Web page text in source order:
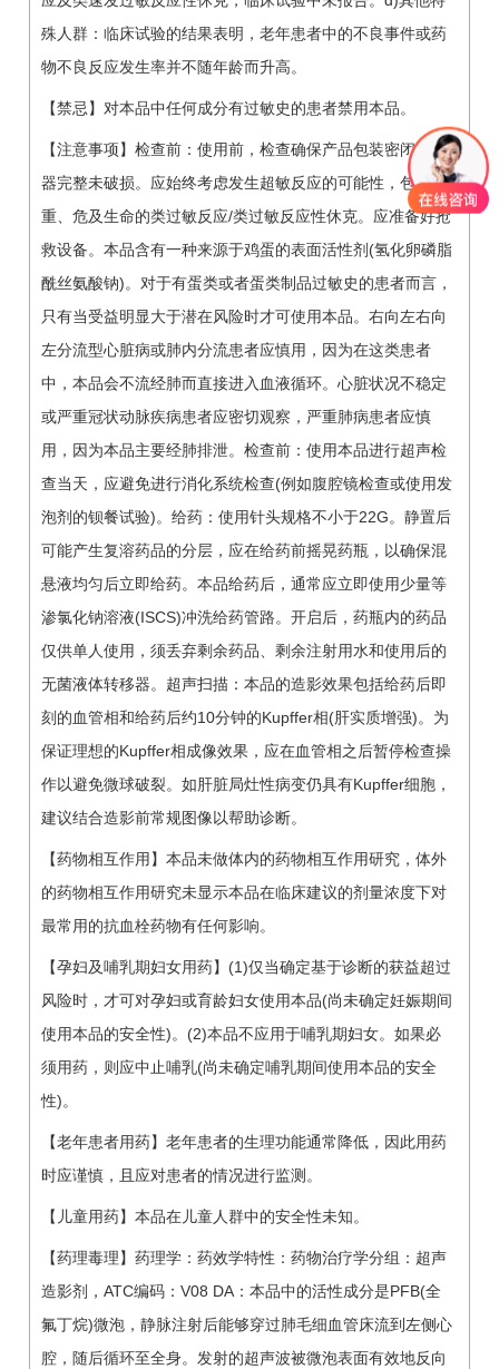
殊人群：临床试验的结果表明，老年患者中的不良事件或药
物不良反应发生率并不随年龄而升高。
【禁忌】对本品中任何成分有过敏史的患者禁用本品。
【注意事项】检查前：使用前，检查确保产品包装密闭、容
器完整未破损。应始终考虑发生超敏反应的可能性，包括严
重、危及生命的类过敏反应/类过敏反应性休克。应准备好抢
救设备。本品含有一种来源于鸡蛋的表面活性剂(氢化卵磷脂
酰丝氨酸钠)。对于有蛋类或者蛋类制品过敏史的患者而言，
只有当受益明显大于潜在风险时才可使用本品。右向左右向
左分流型心脏病或肺内分流患者应慎用，因为在这类患者
中，本品会不流经肺而直接进入血液循环。心脏状况不稳定
或严重冠状动脉疾病患者应密切观察，严重肺病患者应慎
用，因为本品主要经肺排泄。检查前：使用本品进行超声检
查当天，应避免进行消化系统检查(例如腹腔镜检查或使用发
泡剂的钡餐试验)。给药：使用针头规格不小于22G。静置后
可能产生复溶药品的分层，应在给药前摇晃药瓶，以确保混
悬液均匀后立即给药。本品给药后，通常应立即使用少量等
渗氯化钠溶液(ISCS)冲洗给药管路。开启后，药瓶内的药品
仅供单人使用，须丢弃剩余药品、剩余注射用水和使用后的
无菌液体转移器。超声扫描：本品的造影效果包括给药后即
刻的血管相和给药后约10分钟的Kupffer相(肝实质增强)。为
保证理想的Kupffer相成像效果，应在血管相之后暂停检查操
作以避免微球破裂。如肝脏局灶性病变仍具有Kupffer细胞，
建议结合造影前常规图像以帮助诊断。
【药物相互作用】本品未做体内的药物相互作用研究，体外
的药物相互作用研究未显示本品在临床建议的剂量浓度下对
最常用的抗血栓药物有任何影响。
【孕妇及哺乳期妇女用药】(1)仅当确定基于诊断的获益超过
风险时，才可对孕妇或育龄妇女使用本品(尚未确定妊娠期间
使用本品的安全性)。(2)本品不应用于哺乳期妇女。如果必
须用药，则应中止哺乳(尚未确定哺乳期间使用本品的安全
性)。
【老年患者用药】老年患者的生理功能通常降低，因此用药
时应谨慎，且应对患者的情况进行监测。
【儿童用药】本品在儿童人群中的安全性未知。
【药理毒理】药理学：药效学特性：药物治疗学分组：超声
造影剂，ATC编码：V08 DA：本品中的活性成分是PFB(全
氟丁烷)微泡，静脉注射后能够穿过肺毛细血管床流到左侧心
腔，随后循环至全身。发射的超声波被微泡表面有效地反向